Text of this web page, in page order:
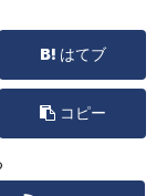
はてブ
コピー